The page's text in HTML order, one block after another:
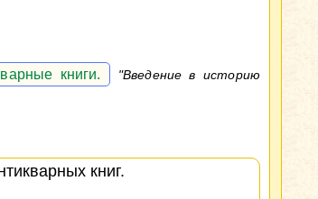
книги.
"Введение в историю
книг.